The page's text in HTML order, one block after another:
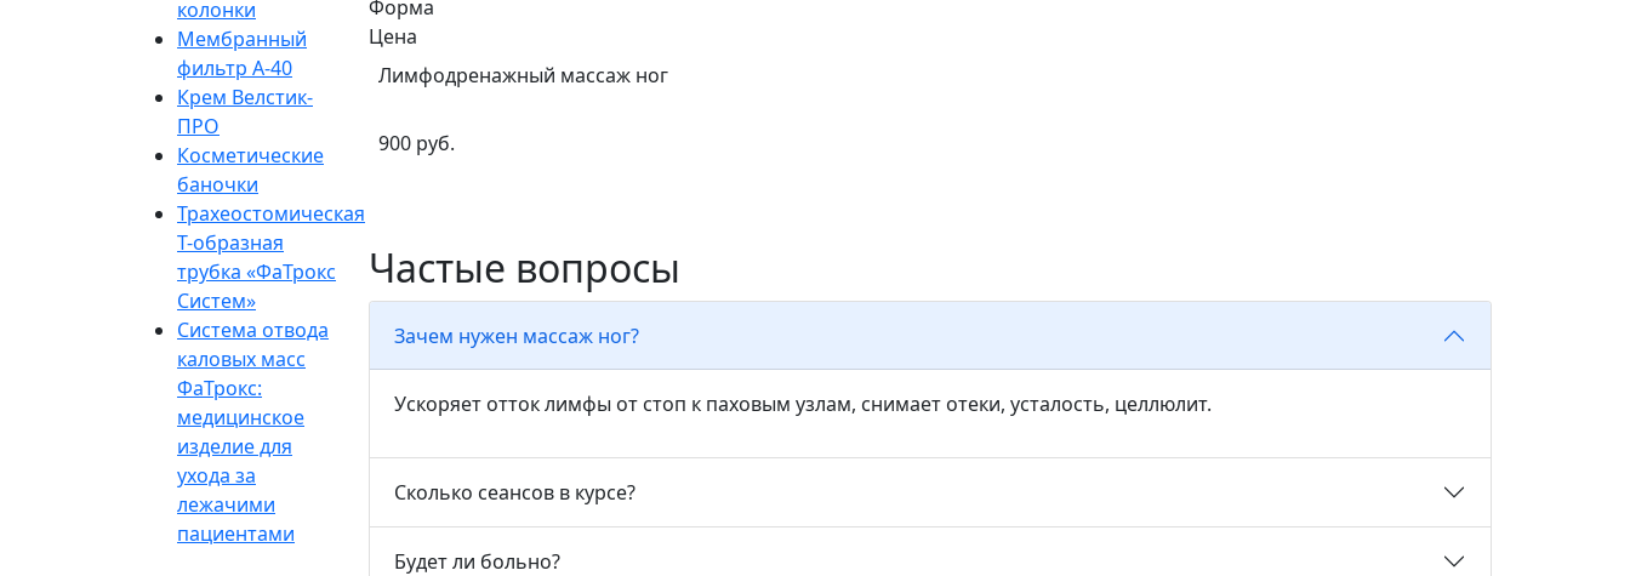
колонки
Мембранный
фильтр A-40
Крем Велстик-
ПРО
Косметические
баночки
Трахеостомическая
Т-образная
трубка «ФаТрокс
Систем»
Система отвода
каловых масс
ФаТрокс:
медицинское
изделие для
ухода за
лежачими
пациентами
Форма
Цена
Лимфодренажный массаж ног
900 руб.
Частые вопросы
Зачем нужен массаж ног?
Ускоряет отток лимфы от стоп к паховым узлам, снимает отеки, усталость, целлюлит.
Сколько сеансов в курсе?
Будет ли больно?